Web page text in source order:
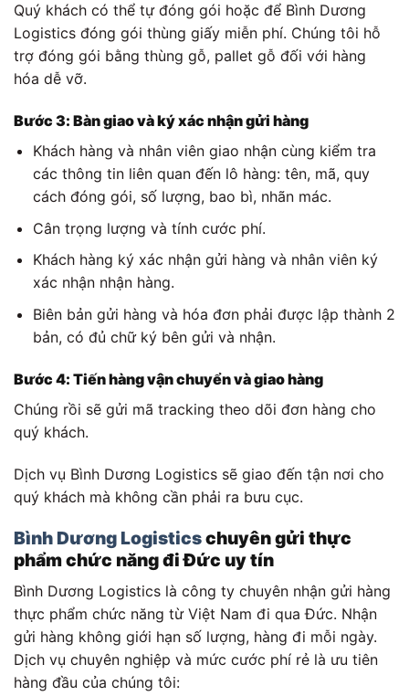
Quý khách có thể tự đóng gói hoặc để Bình Dương
Logistics đóng gói thùng giấy miễn phí. Chúng tôi hỗ
trợ đóng gói bằng thùng gỗ, pallet gỗ đối với hàng
hóa dễ vỡ.
Bước 3: Bàn giao và ký xác nhận gửi hàng
Khách hàng và nhân viên giao nhận cùng kiểm tra
các thông tin liên quan đến lô hàng: tên, mã, quy
cách đóng gói, số lượng, bao bì, nhãn mác.
Cân trọng lượng và tính cước phí.
Khách hàng ký xác nhận gửi hàng và nhân viên ký
xác nhận nhận hàng.
Biên bản gửi hàng và hóa đơn phải được lập thành 2
bản, có đủ chữ ký bên gửi và nhận.
Bước 4: Tiến hàng vận chuyển và giao hàng
Chúng rồi sẽ gửi mã tracking theo dõi đơn hàng cho
quý khách.
Dịch vụ Bình Dương Logistics sẽ giao đến tận nơi cho
quý khách mà không cần phải ra bưu cục.
Bình Dương Logisticschuyên gửi thực
phẩm chức năng đi Đức uy tín
Bình Dương Logistics là công ty chuyên nhận gửi hàng
thực phẩm chức năng từ Việt Nam đi qua Đức. Nhận
gửi hàng không giới hạn số lượng, hàng đi mỗi ngày.
Dịch vụ chuyên nghiệp và mức cước phí rẻ là ưu tiên
hàng đầu của chúng tôi: